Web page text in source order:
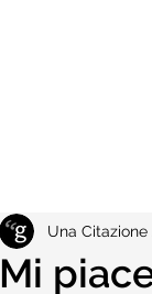
Mi
Una Citazione